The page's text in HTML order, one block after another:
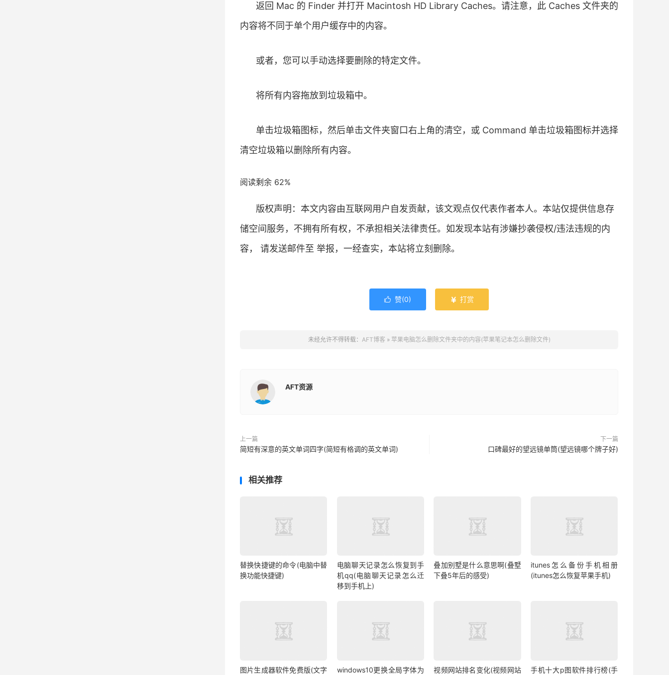
返回 Mac 的 Finder 并打开 Macintosh HD Library Caches。请注意，此 Caches 文件夹的
内容将不同于单个用户缓存中的内容。
或者，您可以手动选择要删除的特定文件。
将所有内容拖放到垃圾箱中。
单击垃圾箱图标，然后单击文件夹窗口右上角的清空，或 Command 单击垃圾箱图标并选择
清空垃圾箱以删除所有内容。
阅读剩余 62%
版权声明：本文内容由互联网用户自发贡献，该文观点仅代表作者本人。本站仅提供信息存
储空间服务，不拥有所有权，不承担相关法律责任。如发现本站有涉嫌抄袭侵权/违法违规的内
容， 请发送邮件至 举报，一经查实，本站将立刻删除。
 赞(0)  打赏
未经允许不得转载： AFT博客 » 苹果电脑怎么删除文件夹中的内容(苹果笔记本怎么删除文件)
AFT资源
上一篇
简短有深意的英文单词四字(简短有格调的英文单词)
下一篇
口碑最好的望远镜单筒(望远镜哪个牌子好)
相关推荐
替换快捷键的命令(电脑中替
换功能快捷键)
电脑聊天记录怎么恢复到手
机qq(电脑聊天记录怎么迁
移到手机上)
叠加别墅是什么意思啊(叠墅
下叠5年后的感受)
itunes怎么备份手机相册
(itunes怎么恢复苹果手机)
图片生成器软件免费版(文字 windows10更换全局字体为 视频网站排名变化(视频网站 手机十大p图软件排行榜(手